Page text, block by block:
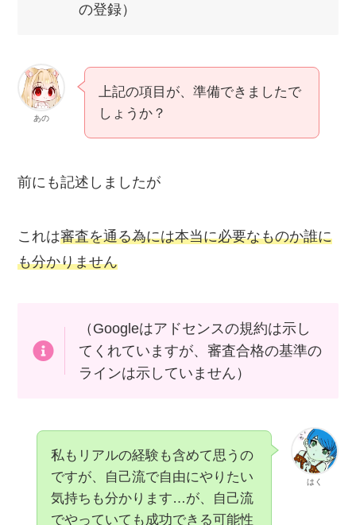
の登録）
あの
上記の項目が、準備できましたで
しょうか？
前にも記述しましたが
これは審査を通る為には本当に必要なものか誰に
も分かりません
（Googleはアドセンスの規約は示し
てくれていますが、審査合格の基準の
ラインは示していません）
はく
私もリアルの経験も含めて思うの
ですが、自己流で自由にやりたい
気持ちも分かります…が、自己流
でやっていても成功できる可能性